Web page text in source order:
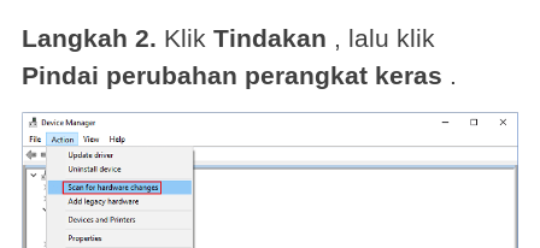
Langkah 2. Klik Tindakan , lalu klik
Pindai perubahan perangkat keras .